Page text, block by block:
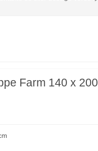
Farm 140 x 200